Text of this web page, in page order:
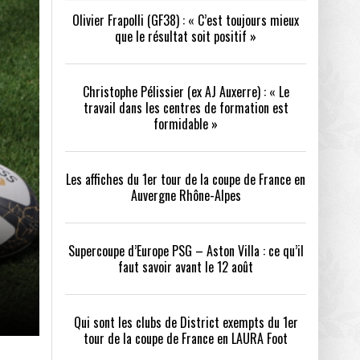
- 24/07/2026
- 21/07/2026
a tenu toutes ses promesses - 04/07/2026
PSG – ASTON VILLA :
AVANT LE 12 AOÛT
QUI SONT LES CLUBS DE DISTRICT EXEMPTS
DU 1ER TOUR DE LA COUPE DE FRANCE EN
LAURA FOOT
Olivier Frapolli (GF38) : « C’est toujours mieux
que le résultat soit positif »
Christophe Pélissier (ex AJ Auxerre) : « Le
travail dans les centres de formation est
formidable »
Les affiches du 1er tour de la coupe de France en
Auvergne Rhône-Alpes
Supercoupe d’Europe PSG – Aston Villa : ce qu’il
faut savoir avant le 12 août
Qui sont les clubs de District exempts du 1er
tour de la coupe de France en LAURA Foot